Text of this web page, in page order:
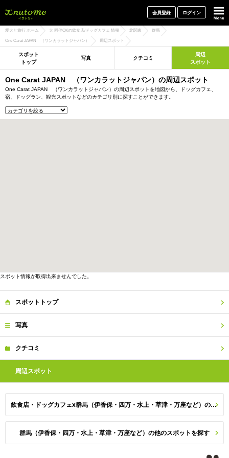
会員登録 ログイン
愛犬と旅行 ホーム 犬 同伴OKの飲食店/ドッグカフェ 情報 北関東 群馬
One Carat JAPAN （ワンカラットジャパン） 周辺スポット
スポット
トップ
写真 クチコミ
周辺
スポット
One Carat JAPAN （ワンカラットジャパン）の周辺スポット
One Carat JAPAN （ワンカラットジャパン）の周辺スポットを地図から、ドッグカフェ、
宿、ドッグラン、観光スポットなどのカテゴリ別に探すことができます。
スポット情報が取得出来ませんでした。
スポット トップ
写真
クチコミ
周辺スポット
飲食店・ドッグカフェx群馬（伊香保・四万・水上・草津・万座など）のスポット一覧
群馬（伊香保・四万・水上・草津・万座など）の他のスポットを探す